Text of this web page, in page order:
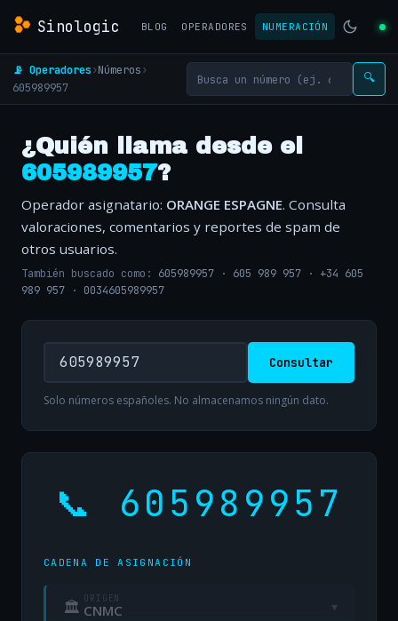
Sinologic BLOG OPERADORES NUMERACIÓN
📡 Operadores›Números›
605989957
🔍
¿Quién llama desde el
605989957?
Operador asignatario: ORANGE ESPAGNE. Consulta
valoraciones, comentarios y reportes de spam de
otros usuarios.
También buscado como: 605989957 · 605 989 957 · +34 605
989 957 · 0034605989957
Consultar
Solo números españoles. No almacenamos ningún dato.
📞 605989957
CADENA DE ASIGNACIÓN
🏛 ORIGEN
CNMC ▾